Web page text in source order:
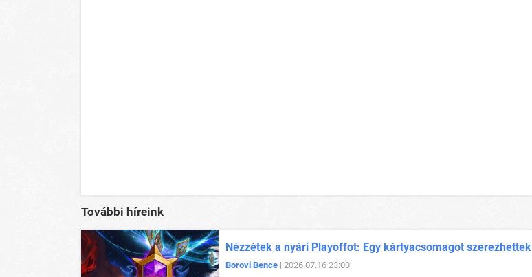
További híreink
Nézzétek a nyári Playoffot: Egy kártyacsomagot szerezhettek
Borovi Bence | 2026.07.16 23:00